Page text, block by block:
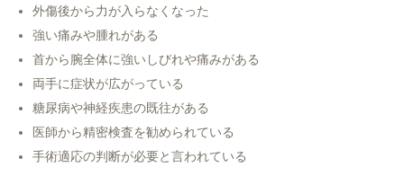
外傷後から力が入らなくなった
強い痛みや腫れがある
首から腕全体に強いしびれや痛みがある
両手に症状が広がっている
糖尿病や神経疾患の既往がある
医師から精密検査を勧められている
手術適応の判断が必要と言われている